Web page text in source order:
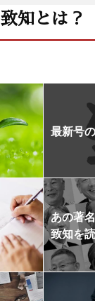
致知とは？
最新号
あの著
致知を